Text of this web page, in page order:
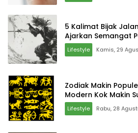
5 Kalimat Bijak
Ajarkan Semangat
Lifestyle Kamis, 29
Zodiak Makin
Modern Kok Makin
Lifestyle Rabu, 28